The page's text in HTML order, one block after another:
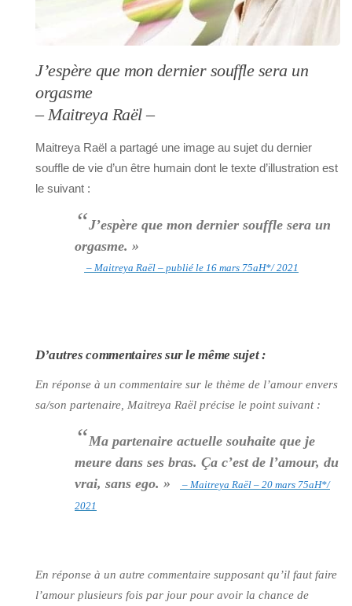
J’espère que mon dernier souffle sera un
orgasme
– Maitreya Raël –
Maitreya Raël a partagé une image au sujet du dernier
souffle de vie d’un être humain dont le texte d’illustration est
le suivant :
“J’espère que mon dernier souffle sera un
orgasme. »
– Maitreya Raël – publié le 16 mars 75aH*/ 2021
D’autres commentaires sur le même sujet :
En réponse à un commentaire sur le thème de l’amour envers
sa/son partenaire, Maitreya Raël précise le point suivant :
“Ma partenaire actuelle souhaite que je
meure dans ses bras. Ça c’est de l’amour, du
vrai, sans ego. »
– Maitreya Raël – 20 mars 75aH*/
2021
En réponse à un autre commentaire supposant qu’il faut faire
l’amour plusieurs fois par jour pour avoir la chance de